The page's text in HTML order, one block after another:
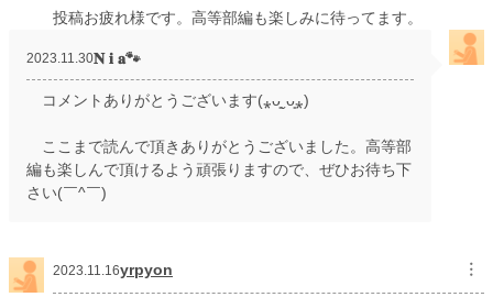
投稿お疲れ様です。高等部編も楽しみに待ってます。
2023.11.30𝐍 𝐢 𝐚🐾
コメントありがとうございます(⁎ᴗ͈ˬᴗ͈⁎)
ここまで読んで頂きありがとうございました。高等部
編も楽しんで頂けるよう頑張りますので、ぜひお待ち下
さい(￣^￣)ゞ
2023.11.16yrpyon ︙